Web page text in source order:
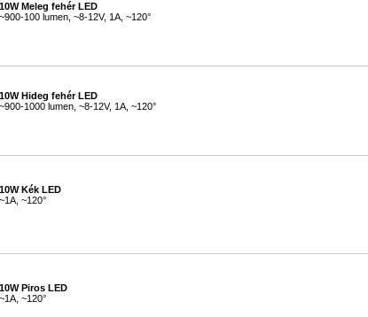
10W Meleg fehér LED
~900-100 lumen, ~8-12V, 1A, ~120°
10W Hideg fehér LED
~900-1000 lumen, ~8-12V, 1A, ~120°
10W Kék LED
~1A, ~120°
10W Piros LED
~1A, ~120°